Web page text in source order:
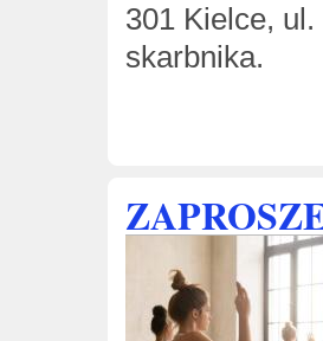
301 Kielce,
skarbnika.